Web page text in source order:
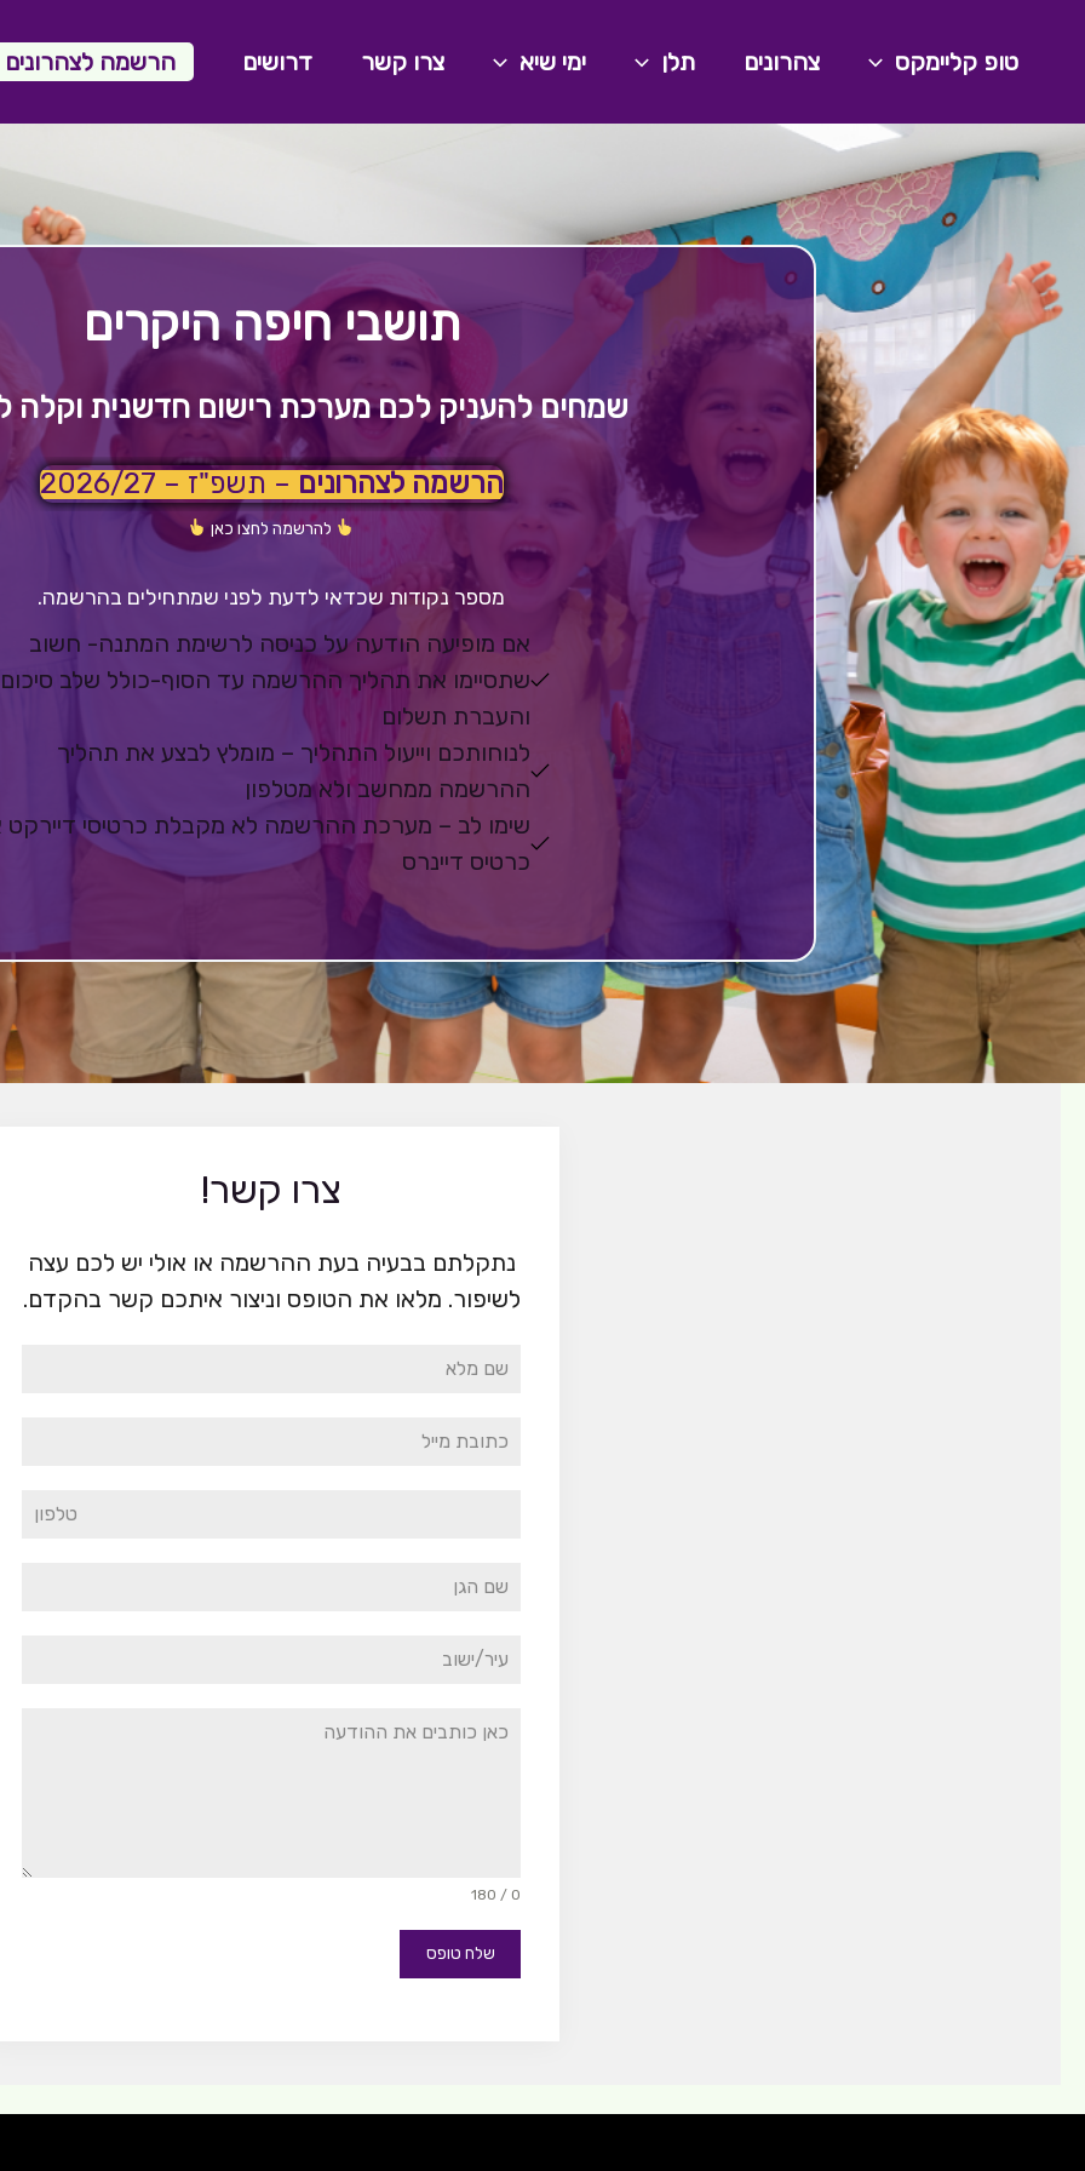
טופ קליימקס צהרונים תלן ימי שיא צרו קשר דרושים הרשמה לצהרונים
תושבי חיפה היקרים
שמחים להעניק לכם מערכת רישום חדשנית וקלה
הרשמה לצהרונים – תשפ"ז – 2026/27
להרשמה לחצו כאן
מספר נקודות שכדאי לדעת לפני שמתחילים בהרשמה.
אם מופיעה הודעה על כניסה לרשימת המתנה- חשוב
שתסיימו את תהליך ההרשמה עד הסוף-כולל שלב סיכום
והעברת תשלום
לנוחותכם וייעול התהליך – מומלץ לבצע את תהליך
ההרשמה ממחשב ולא מטלפון
שימו לב – מערכת ההרשמה לא מקבלת כרטיסי דיירקט
כרטיס דיינרס
צרו קשר!
נתקלתם בבעיה בעת ההרשמה או אולי יש לכם עצה
לשיפור. מלאו את הטופס וניצור איתכם קשר בהקדם.
0 / 180
שלח טופס